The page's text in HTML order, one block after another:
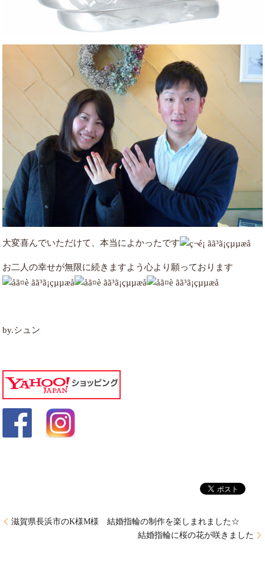
大変喜んでいただけて、本当によかったです
お二人の幸せが無限に続きますよう心より願っております
by.シュン
滋賀県長浜市のK様M様 結婚指輪の制作を楽しまれました☆
結婚指輪に桜の花が咲きました